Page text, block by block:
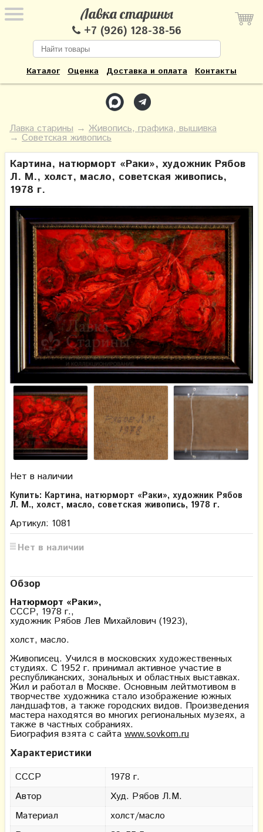
Лавка старины
+7 (926) 128-38-56
Каталог Оценка Доставка и оплата Контакты
Лавка старины → Живопись, графика, вышивка
→ Советская живопись
Картина, натюрморт «Раки», художник Рябов
Л. М., холст, масло, советская живопись,
1978 г.
Нет в наличии
Купить: Картина, натюрморт «Раки», художник Рябов
Л. М., холст, масло, советская живопись, 1978 г.
Артикул: 1081
Нет в наличии
Обзор
Натюрморт «Раки»,
СССР, 1978 г.,
художник Рябов Лев Михайлович (1923),
холст, масло.
Живописец. Учился в московских художественных
студиях. С 1952 г. принимал активное участие в
республиканских, зональных и областных выставках.
Жил и работал в Москве. Основным лейтмотивом в
творчестве художника стало изображение южных
ландшафтов, а также городских видов. Произведения
мастера находятся во многих региональных музеях, а
также в частных собраниях.
Биография взята с сайта www.sovkom.ru
Характеристики
СССР
1978 г.
Автор
Худ. Рябов Л.М.
Материал
холст/масло